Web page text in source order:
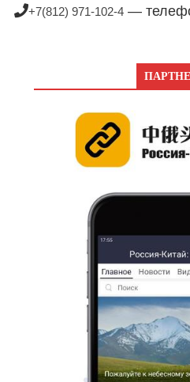
+7(812) 971-102-4 —